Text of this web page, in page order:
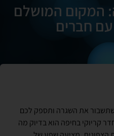
המקום המושלם
עם חברים
את השגרה ותספק לכם
קריוקי בחיפה הוא בדיוק מה